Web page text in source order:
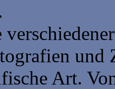
und
Art.